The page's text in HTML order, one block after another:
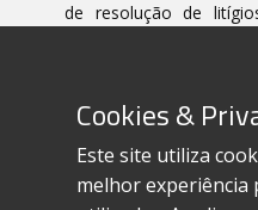
de resolução de
Cookies &
Este site utiliza
melhor experiência